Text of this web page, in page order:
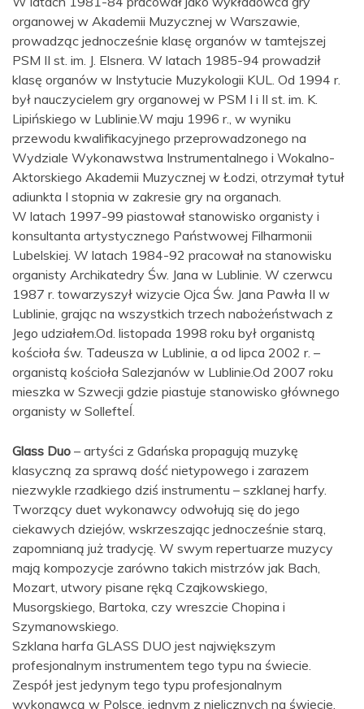
organowej w Akademii Muzycznej w Warszawie,
prowadząc jednocześnie klasę organów w tamtejszej
PSM II st. im. J. Elsnera. W latach 1985-94 prowadził
klasę organów w Instytucie Muzykologii KUL. Od 1994 r.
był nauczycielem gry organowej w PSM I i II st. im. K.
Lipińskiego w Lublinie.W maju 1996 r., w wyniku
przewodu kwalifikacyjnego przeprowadzonego na
Wydziale Wykonawstwa Instrumentalnego i Wokalno-
Aktorskiego Akademii Muzycznej w Łodzi, otrzymał tytuł
adiunkta I stopnia w zakresie gry na organach.
W latach 1997-99 piastował stanowisko organisty i
konsultanta artystycznego Państwowej Filharmonii
Lubelskiej. W latach 1984-92 pracował na stanowisku
organisty Archikatedry Św. Jana w Lublinie. W czerwcu
1987 r. towarzyszył wizycie Ojca Św. Jana Pawła II w
Lublinie, grając na wszystkich trzech nabożeństwach z
Jego udziałem.Od. listopada 1998 roku był organistą
kościoła św. Tadeusza w Lublinie, a od lipca 2002 r. –
organistą kościoła Salezjanów w Lublinie.Od 2007 roku
mieszka w Szwecji gdzie piastuje stanowisko głównego
organisty w Sollefteĺ.
Glass Duo – artyści z Gdańska propagują muzykę
klasyczną za sprawą dość nietypowego i zarazem
niezwykle rzadkiego dziś instrumentu – szklanej harfy.
Tworzący duet wykonawcy odwołują się do jego
ciekawych dziejów, wskrzeszając jednocześnie starą,
zapomnianą już tradycję. W swym repertuarze muzycy
mają kompozycje zarówno takich mistrzów jak Bach,
Mozart, utwory pisane ręką Czajkowskiego,
Musorgskiego, Bartoka, czy wreszcie Chopina i
Szymanowskiego.
Szklana harfa GLASS DUO jest największym
profesjonalnym instrumentem tego typu na świecie.
Zespół jest jedynym tego typu profesjonalnym
wykonawcą w Polsce, jednym z nielicznych na świecie.